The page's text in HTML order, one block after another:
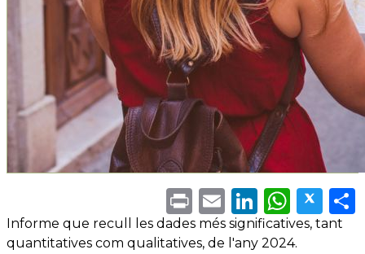
PrintEmail
Informe que recull les dades més significatives, tant
quantitatives com qualitatives, de l'any 2024.